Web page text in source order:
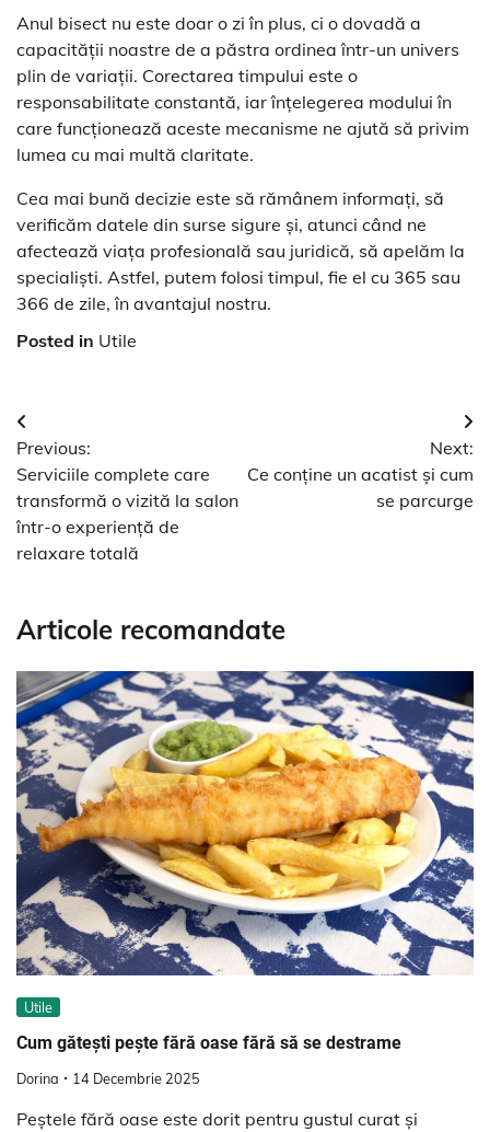
Anul bisect nu este doar o zi în plus, ci o dovadă a
capacității noastre de a păstra ordinea într-un univers
plin de variații. Corectarea timpului este o
responsabilitate constantă, iar înțelegerea modului în
care funcționează aceste mecanisme ne ajută să privim
lumea cu mai multă claritate.
Cea mai bună decizie este să rămânem informați, să
verificăm datele din surse sigure și, atunci când ne
afectează viața profesională sau juridică, să apelăm la
specialiști. Astfel, putem folosi timpul, fie el cu 365 sau
366 de zile, în avantajul nostru.
Posted in Utile
Navigare
în
articole
Previous:
Serviciile complete care
transformă o vizită la salon
într-o experiență de
relaxare totală
Next:
Ce conține un acatist și cum
se parcurge
Articole recomandate
Utile
Cum gătești pește fără oase fără să se destrame
Dorina 14 Decembrie 2025
Peștele fără oase este dorit pentru gustul curat și